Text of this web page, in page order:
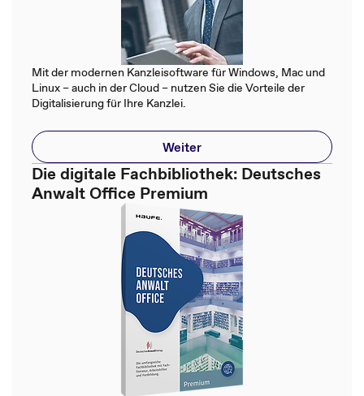
Mit der modernen Kanzleisoftware für Windows, Mac und
Linux – auch in der Cloud – nutzen Sie die Vorteile der
Digitalisierung für Ihre Kanzlei.
Weiter
Die digitale Fachbibliothek: Deutsches
Anwalt Office Premium